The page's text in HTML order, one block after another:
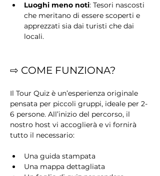
Luoghi meno noti: Tesori nascosti
che meritano di essere scoperti e
apprezzati sia dai turisti che dai
locali.
⇨ COME FUNZIONA?
Il Tour Quiz è un’esperienza originale
pensata per piccoli gruppi, ideale per 2-
6 persone. All’inizio del percorso, il
nostro host vi accoglierà e vi fornirà
tutto il necessario:
Una guida stampata
Una mappa dettagliata